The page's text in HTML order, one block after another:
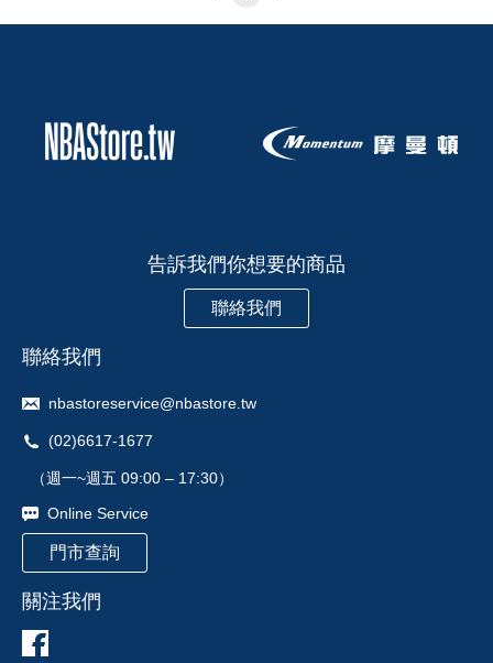
告訴我們你想要的商品
聯絡我們
聯絡我們
nbastoreservice@nbastore.tw
(02)6617-1677
（週一~週五 09:00 – 17:30）
Online Service
門市查詢
關注我們